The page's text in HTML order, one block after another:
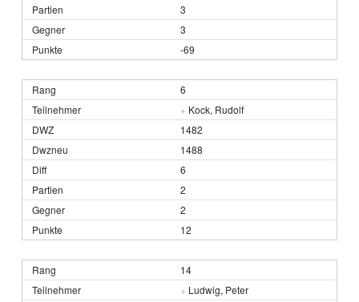
3
3
-69
6
+ Kock, Rudolf
1482
1488
6
2
2
12
14
+ Ludwig, Peter